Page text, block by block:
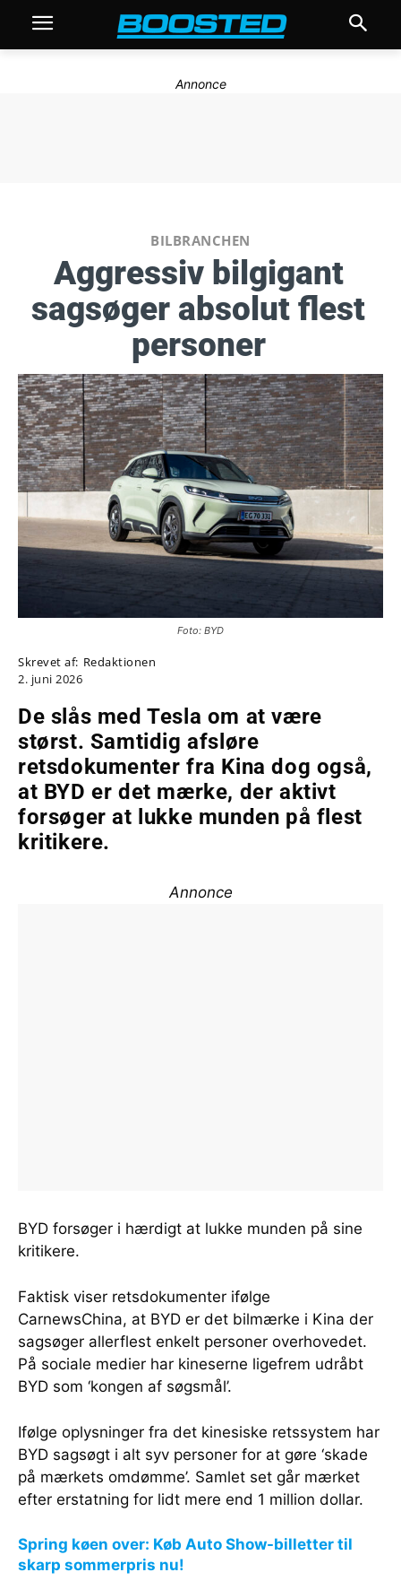
Annonce
BILBRANCHEN
Aggressiv bilgigant
sagsøger absolut flest
personer
Foto: BYD
Skrevet af: Redaktionen
2. juni 2026
De slås med Tesla om at være
størst. Samtidig afsløre
retsdokumenter fra Kina dog også,
at BYD er det mærke, der aktivt
forsøger at lukke munden på flest
kritikere.
Annonce
BYD forsøger i hærdigt at lukke munden på sine
kritikere.
Faktisk viser retsdokumenter ifølge
CarnewsChina, at BYD er det bilmærke i Kina der
sagsøger allerflest enkelt personer overhovedet.
På sociale medier har kineserne ligefrem udråbt
BYD som ‘kongen af søgsmål’.
Ifølge oplysninger fra det kinesiske retssystem har
BYD sagsøgt i alt syv personer for at gøre ‘skade
på mærkets omdømme’. Samlet set går mærket
efter erstatning for lidt mere end 1 million dollar.
Spring køen over: Køb Auto Show-billetter til
skarp sommerpris nu!